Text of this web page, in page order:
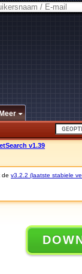
v1.39
de v3.2.2 (laatste stabiele